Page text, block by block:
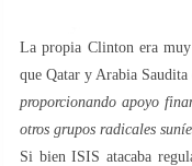
La propia Clinton era
que Qatar y Arabia Saudita
proporcionando apoyo
otros grupos radicales
Si bien ISIS atacaba